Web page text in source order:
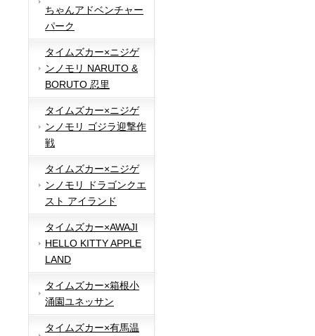
ちゃんアドベンチャー
パーク
タイムズカー×ニジゲ
ンノモリ NARUTO &
BORUTO 忍里
タイムズカー×ニジゲ
ンノモリ ゴジラ迎撃作
戦
タイムズカー×ニジゲ
ンノモリ ドラゴンクエ
スト アイランド
タイムズカー×AWAJI
HELLO KITTY APPLE
LAND
タイムズカー×箱根小
涌園ユネッサン
タイムズカー×有馬温